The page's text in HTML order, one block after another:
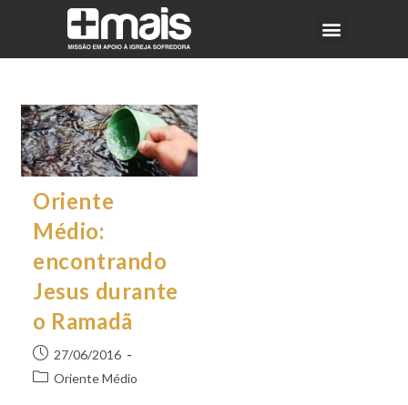
Oriente
Médio:
encontrando
Jesus durante
o Ramadã
27/06/2016
Oriente Médio